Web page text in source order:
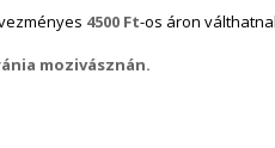
4500 Ft-os áron
mozivásznán.